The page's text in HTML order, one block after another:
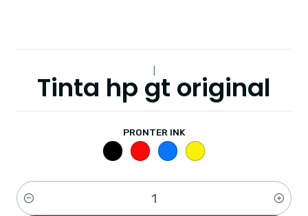
Tinta hp gt original
PRONTER INK
Cantidad